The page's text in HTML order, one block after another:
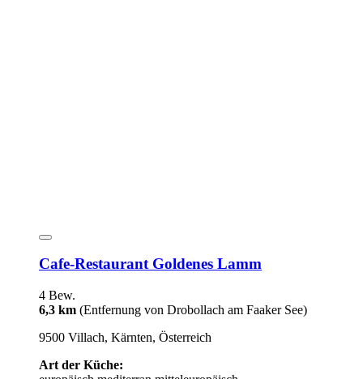
Cafe-Restaurant Goldenes Lamm
4 Bew.
6,3 km (Entfernung von Drobollach am Faaker See)
9500 Villach, Kärnten, Österreich
Art der Küche: